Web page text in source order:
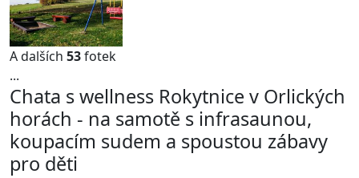
A dalších 53fotek
...
Chata s wellness Rokytnice v Orlických
horách - na samotě s infrasaunou,
koupacím sudem a spoustou zábavy
pro děti